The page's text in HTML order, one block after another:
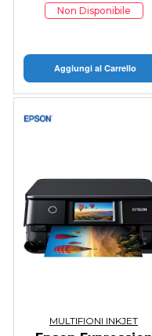
Non Disponibile
Aggiungi al Carrello
MULTIFIONI INKJET